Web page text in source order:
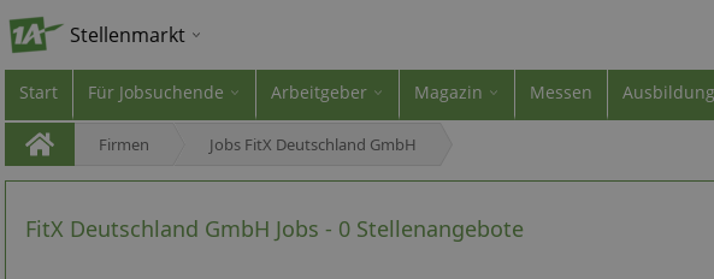
Stellenmarkt
Start Für Jobsuchende Arbeitgeber Magazin Messen Ausbildung
Firmen Jobs FitX Deutschland GmbH
FitX Deutschland GmbH Jobs - 0 Stellenangebote